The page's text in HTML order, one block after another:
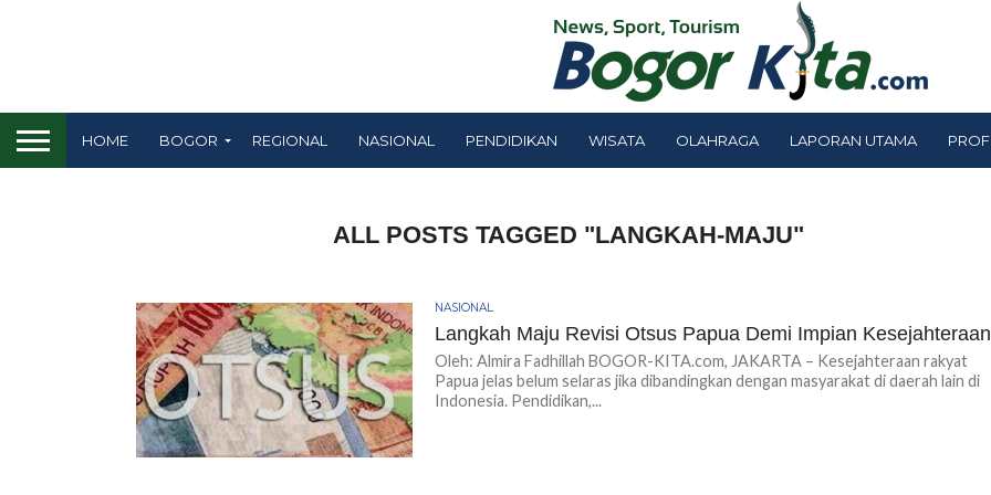
HOME BOGOR REGIONAL NASIONAL PENDIDIKAN WISATA OLAHRAGA LAPORAN UTAMA
ALL POSTS TAGGED "LANGKAH-MAJU"
NASIONAL
Langkah Maju Revisi Otsus Papua Demi Impian Kesejahteraan
Oleh: Almira Fadhillah BOGOR-KITA.com, JAKARTA – Kesejahteraan rakyat
Papua jelas belum selaras jika dibandingkan dengan masyarakat di daerah lain di
Indonesia. Pendidikan,...